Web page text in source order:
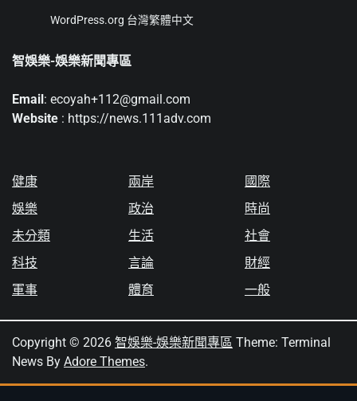
WordPress.org 台灣繁體中文
智娛樂-娛樂新聞專區
Email : ecoyah+112@gmail.com
Website : https://news.111adv.com
健康
娛樂
未分類
科技
軍事
兩岸
政治
生活
言論
體育
國際
時尚
社會
財經
一般
Copyright © 2026 智娛樂-娛樂新聞專區 Theme: Terminal
News By Adore Themes.